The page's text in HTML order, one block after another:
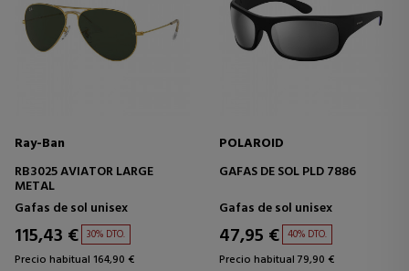
Ray-Ban
RB3025 AVIATOR LARGE
METAL
Gafas de sol unisex
115,43 € 30% DTO.
Precio habitual 164,90 €
POLAROID
GAFAS DE SOL PLD 7886
Gafas de sol unisex
47,95 € 40% DTO.
Precio habitual 79,90 €